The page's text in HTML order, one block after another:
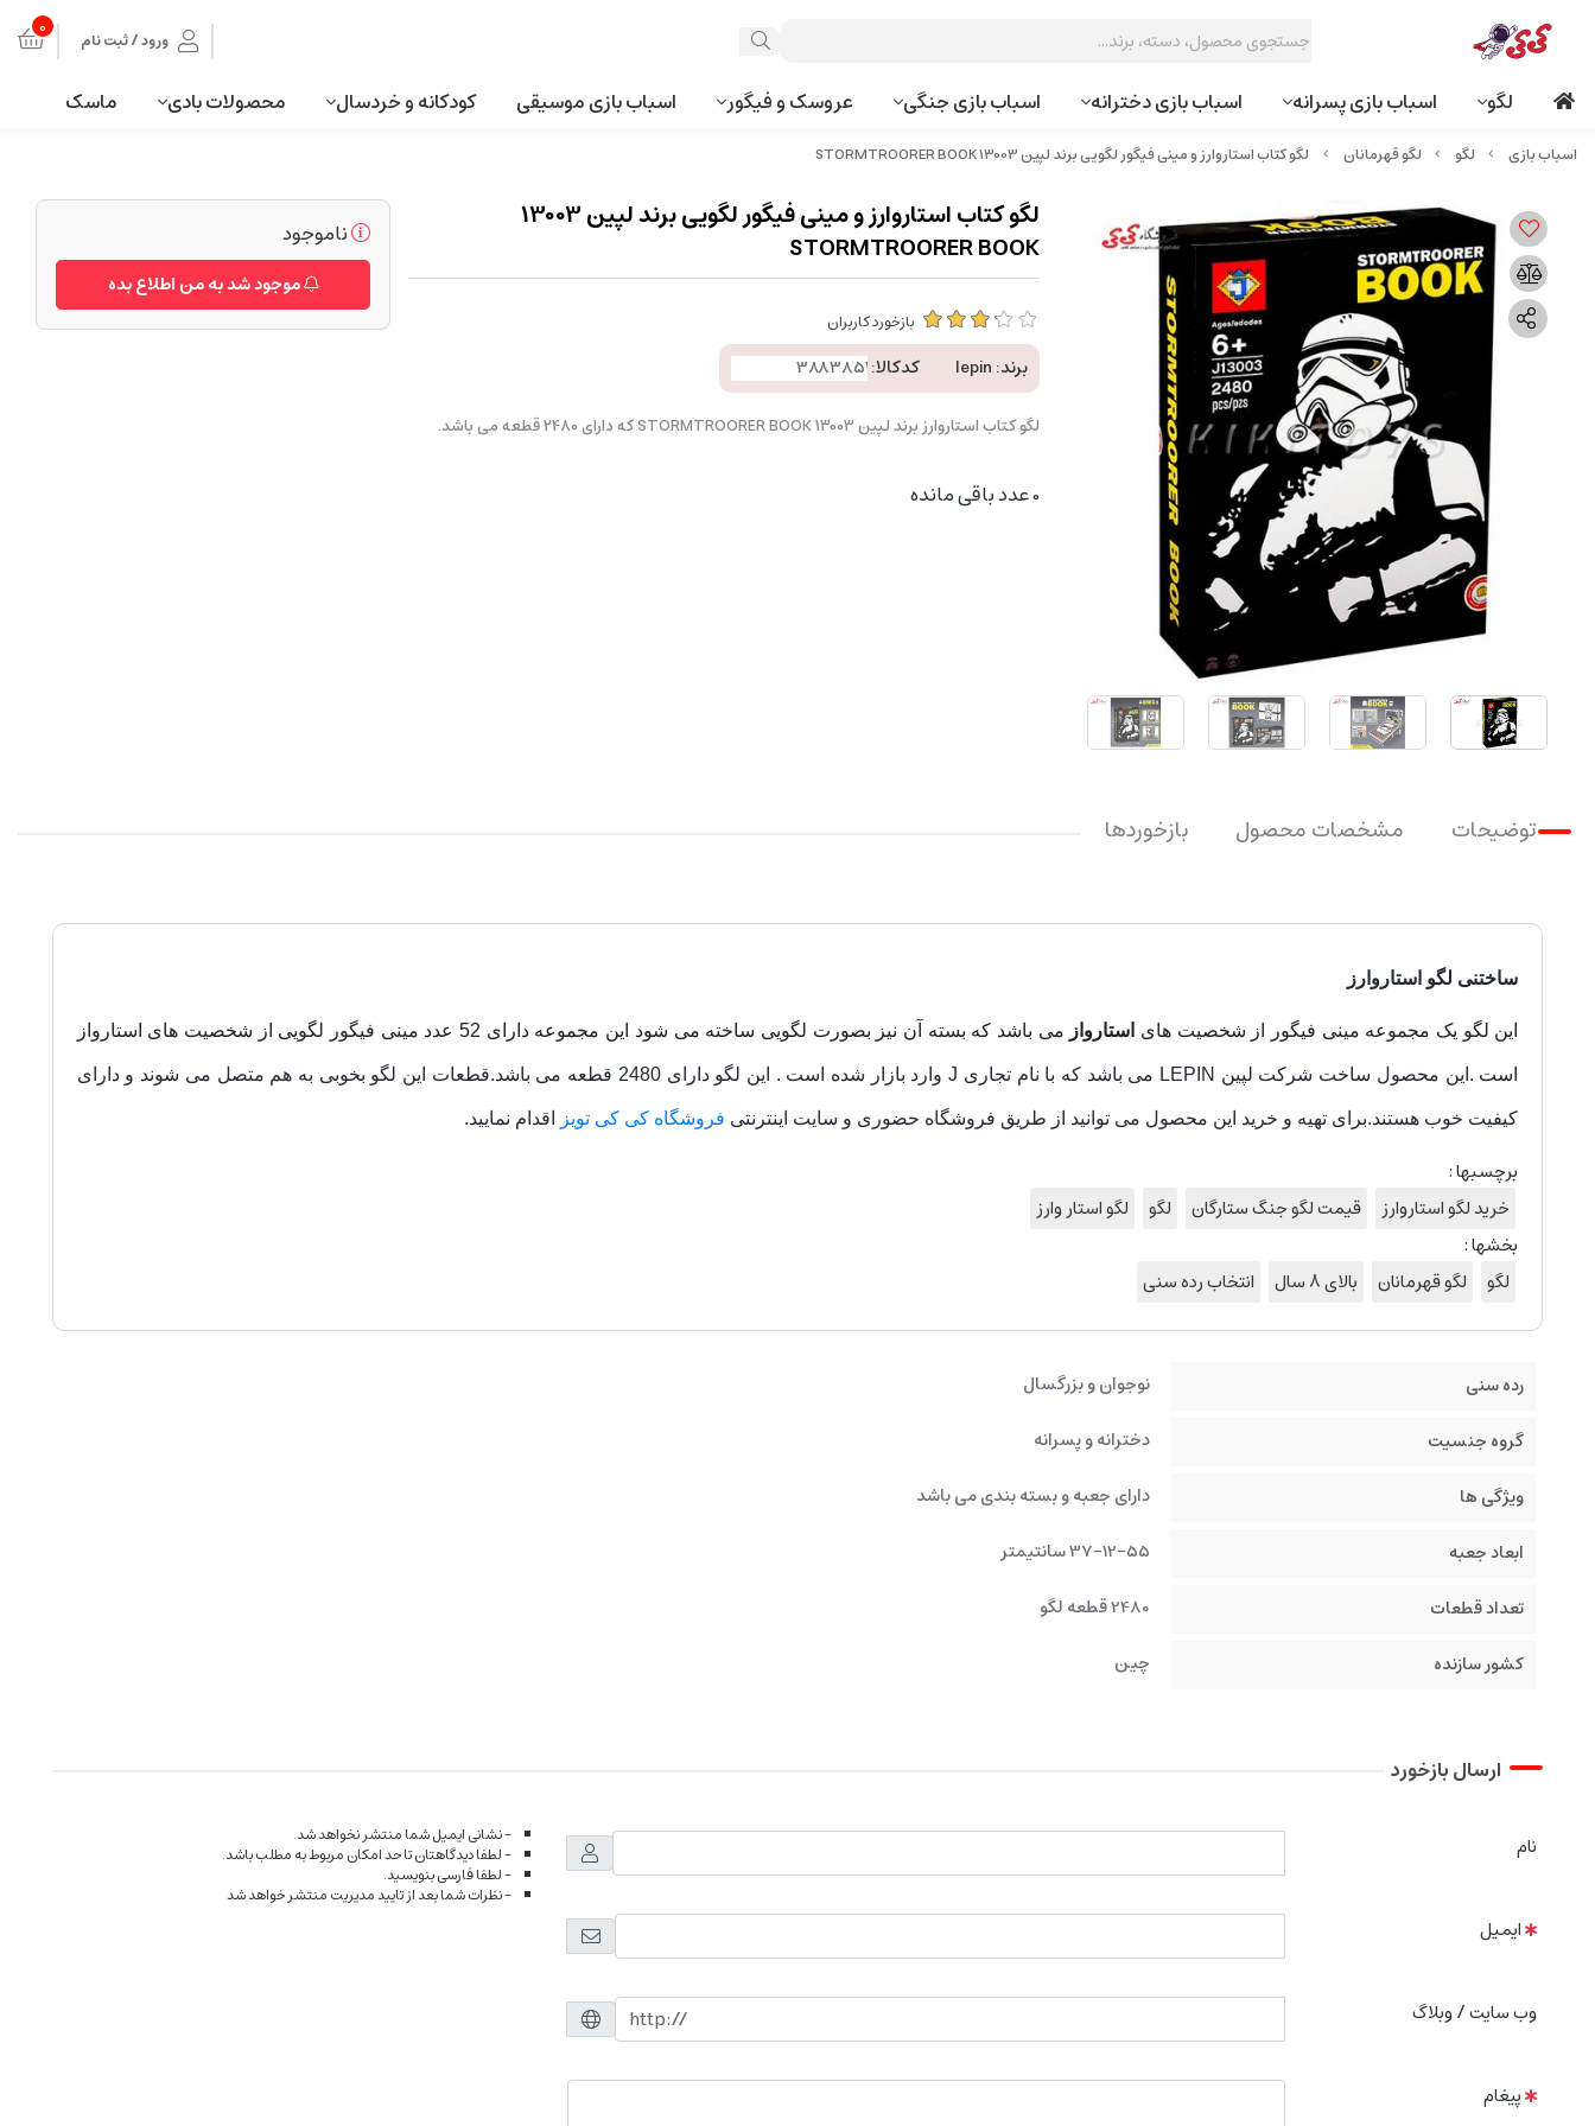
ورود / ثبت نام 0
لگو اسباب بازی پسرانه اسباب بازی دخترانه اسباب بازی جنگی عروسک و فیگور اسباب بازی موسیقی کودکانه و خردسال محصولات بادی ماسک
لگو لگو قهرمانان لگو کتاب استاروارز و مینی فیگور لگویی برند لپین 13003 STORMTROORER BOOK
لگو کتاب استاروارز و مینی فیگور لگویی برند لپین 13003
STORMTROORER BOOK
بازخورد کاربران
برند: lepin کدکالا:
لگو کتاب استاروارز برند لپین 13003 STORMTROORER BOOK که دارای 2480 قطعه می باشد.
0عدد باقی مانده
ناموجود
موجود شد به من اطلاع بده
توضیحات مشخصات محصول بازخوردها
ساختنی لگو استاروارز
این لگو یک مجموعه مینی فیگور از شخصیت های استارواز می باشد که بسته آن نیز بصورت لگویی ساخته می شود این مجموعه دارای 52 عدد مینی فیگور لگویی از شخصیت های استارواز
است .این محصول ساخت شرکت لپین LEPIN می باشد که با نام تجاری J وارد بازار شده است . این لگو دارای 2480 قطعه می باشد.قطعات این لگو بخوبی به هم متصل می شوند و دارای
کیفیت خوب هستند.برای تهیه و خرید این محصول می توانید از طریق فروشگاه حضوری و سایت اینترنتی فروشگاه کی کی تویز اقدام نمایید.
برچسبها :
خرید لگو استاروارز
قیمت لگو جنگ ستارگان لگو
لگو استار وارز
بخشها :
لگو
لگو قهرمانان بالای 8 سال انتخاب رده سنی
رده سنی
نوجوان و بزرگسال
گروه جنسیت
دخترانه و پسرانه
ویژگی ها
دارای جعبه و بسته بندی می باشد
ابعاد جعبه
37-12-55 سانتیمتر
تعداد قطعات
2480 قطعه لگو
کشور سازنده
چین
ارسال بازخورد
نام
ایمیل
وب سایت / وبلاگ
پیغام
- نشانی ایمیل شما منتشر نخواهد شد.
- لطفا دیدگاهتان تا حد امکان مربوط به مطلب باشد.
- لطفا فارسی بنویسید.
- نظرات شما بعد از تایید مدیریت منتشر خواهد شد